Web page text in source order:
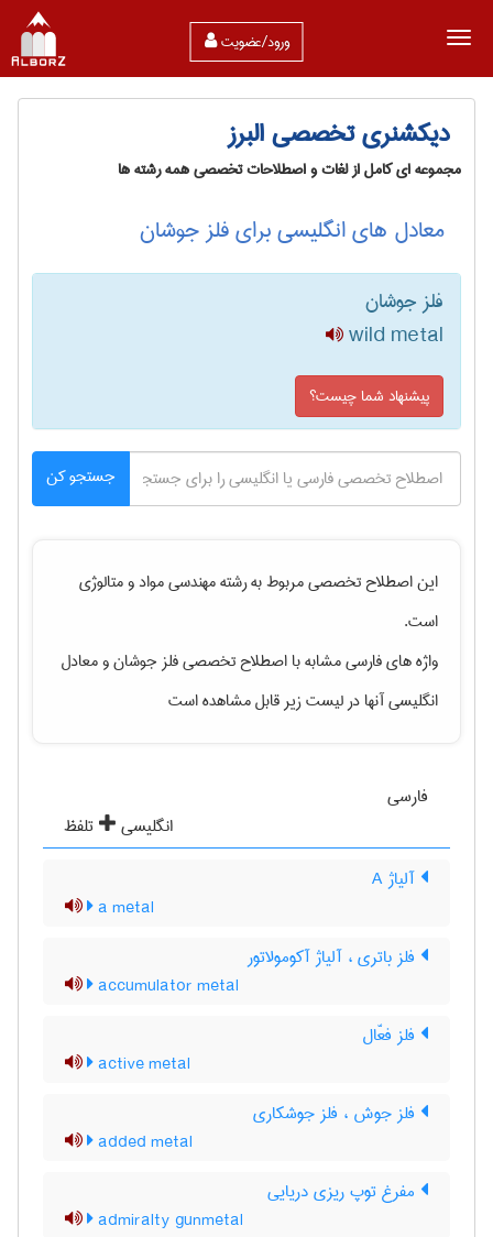
ورود/عضویت
دیکشنری تخصصی البرز
مجموعه ای کامل از لغات و اصطلاحات تخصصی همه رشته ها
معادل های انگلیسی برای فلز جوشان
فلز جوشان
wild metal
پیشنهاد شما چیست؟
جستجو کن
این اصطلاح تخصصی مربوط به رشتهمهندسی مواد و متالوژی
است.
واژه های فارسی مشابه با اصطلاح تخصصیفلز جوشانو معادل
انگلیسی آنها در لیست زیر قابل مشاهده است
فارسی
انگلیسی
تلفظ
آلیاژ A
a metal
فلز باتری ، آلیاژ آکومولاتور
accumulator metal
فلز فعّال
active metal
فلز جوش ، فلز جوشکاری
added metal
مفرغ توپ ریزی دریایی
admiralty gunmetal